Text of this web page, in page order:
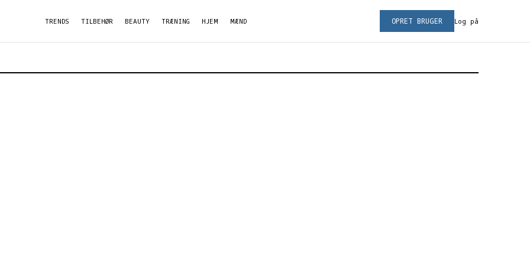
TRENDS TILBEHØR BEAUTY TRÆNING HJEM MÆND Log på
OPRET BRUGER